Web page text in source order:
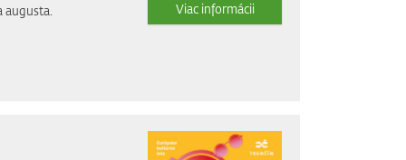
augusta. Viac informácii